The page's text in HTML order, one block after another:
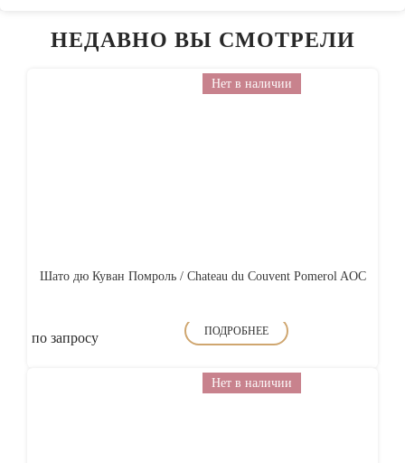
НЕДАВНО ВЫ СМОТРЕЛИ
Нет в наличии
Шато дю Куван Помроль / Chateau du Couvent Pomerol AOC
по запросу ПОДРОБНЕЕ
Нет в наличии